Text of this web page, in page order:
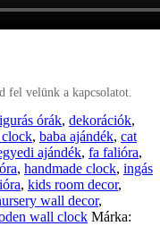
fel velünk a kapcsolatot.
órák, dekorációk,
, baba ajándék, cat
ajándék, fa falióra,
, handmade clock, ingás
, kids room decor,
wall decor,
wall clock Márka: